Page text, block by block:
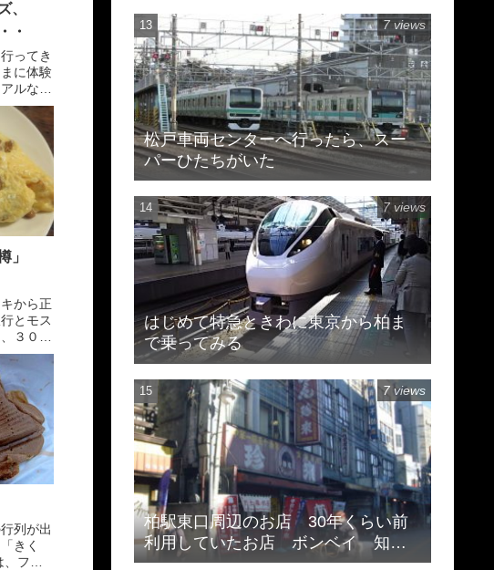
、
・
ってき
に体験
ルな雰
を出
す。ピ
通りま
」
から正
とモス
３０秒
方のお
さん。
頃なん
列が出
きく
ファ
松戸車両センターへ行ったら、スー
パーひたちがいた
7 views
はじめて特急ときわに東京から柏ま
で乗ってみる
7 views
柏駅東口周辺のお店 30年くらい前
利用していたお店 ボンベイ 知味
斎 珍来
7 views